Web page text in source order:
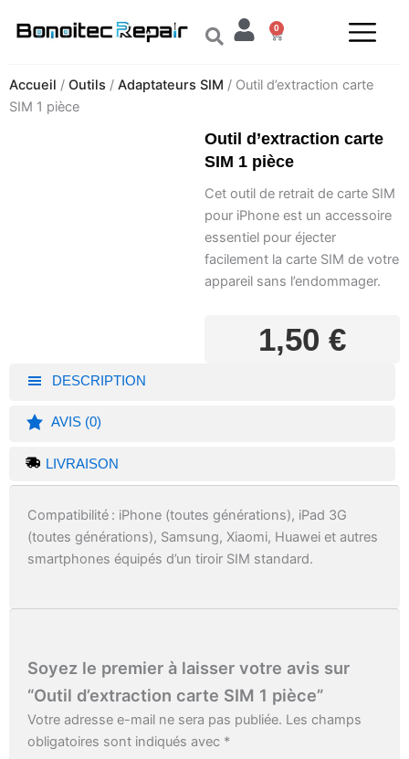
0
Panier
Accueil / Outils / Adaptateurs SIM / Outil d’extraction carte
SIM 1 pièce
Outil d’extraction carte
SIM 1 pièce
Cet outil de retrait de carte SIM
pour iPhone est un accessoire
essentiel pour éjecter
facilement la carte SIM de votre
appareil sans l’endommager.
1,50 €
DESCRIPTION
AVIS (0)
LIVRAISON
Compatibilité : iPhone (toutes générations), iPad 3G
(toutes générations), Samsung, Xiaomi, Huawei et autres
smartphones équipés d’un tiroir SIM standard.
Soyez le premier à laisser votre avis sur
“Outil d’extraction carte SIM 1 pièce”
Votre adresse e-mail ne sera pas publiée. Les champs
obligatoires sont indiqués avec *